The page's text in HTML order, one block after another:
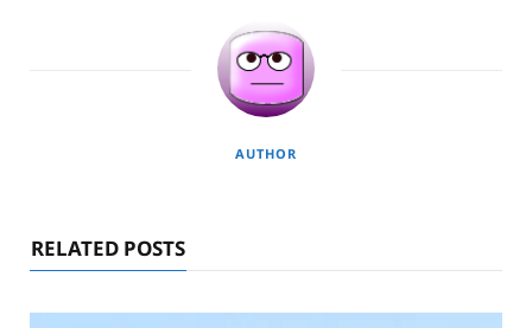
AUTHOR
RELATED POSTS